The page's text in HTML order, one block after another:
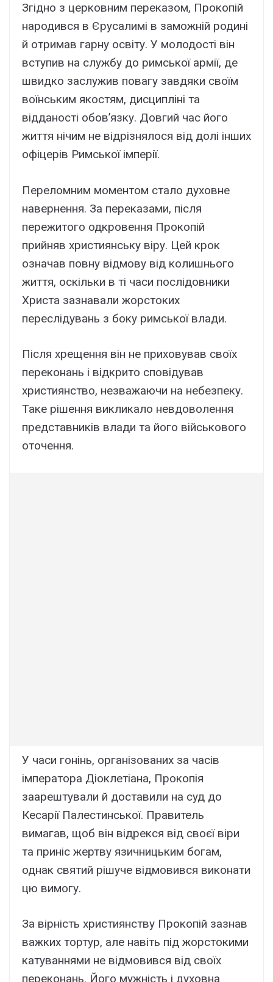
Згідно з церковним переказом, Прокопій
народився в Єрусалимі в заможній родині
й отримав гарну освіту. У молодості він
вступив на службу до римської армії, де
швидко заслужив повагу завдяки своїм
воїнським якостям, дисципліні та
відданості обов’язку. Довгий час його
життя нічим не відрізнялося від долі інших
офіцерів Римської імперії.
Переломним моментом стало духовне
навернення. За переказами, після
пережитого одкровення Прокопій
прийняв християнську віру. Цей крок
означав повну відмову від колишнього
життя, оскільки в ті часи послідовники
Христа зазнавали жорстоких
переслідувань з боку римської влади.
Після хрещення він не приховував своїх
переконань і відкрито сповідував
християнство, незважаючи на небезпеку.
Таке рішення викликало невдоволення
представників влади та його військового
оточення.
У часи гонінь, організованих за часів
імператора Діоклетіана, Прокопія
заарештували й доставили на суд до
Кесарії Палестинської. Правитель
вимагав, щоб він відрекся від своєї віри
та приніс жертву язичницьким богам,
однак святий рішуче відмовився виконати
цю вимогу.
За вірність християнству Прокопій зазнав
важких тортур, але навіть під жорстокими
катуваннями не відмовився від своїх
переконань. Його мужність і духовна